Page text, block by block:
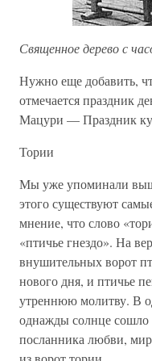
Священное дерево с
Нужно еще добавить,
отмечается праздник
Мацури — Праздник
Тории
Мы уже упоминали
этого существуют
мнение, что слово
«птичье гнездо». На
внушительных ворот
нового дня, и птичье
утреннюю молитву. В
однажды солнце
посланника любви,